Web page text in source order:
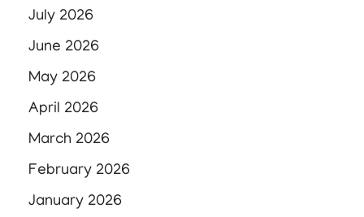
July 2026
June 2026
May 2026
April 2026
March 2026
February 2026
January 2026